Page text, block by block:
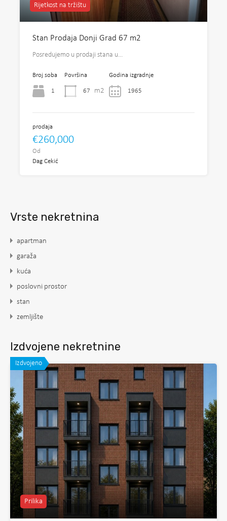
Rijetkost na tržištu
Stan Prodaja Donji Grad 67 m2
Posredujemo u prodaji stana u…
Broj soba
1
Površina
67 m2
Godina izgradnje
1965
prodaja
€260,000
Od
Dag Cekić
Vrste nekretnina
apartman
garaža
kuća
poslovni prostor
stan
zemljište
Izdvojene nekretnine
Izdvojeno
Prilika